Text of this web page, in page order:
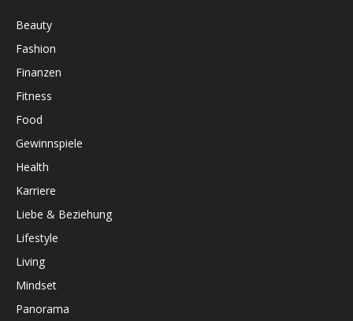
Beauty
Fashion
Finanzen
Fitness
Food
Gewinnspiele
Health
Karriere
Liebe & Beziehung
Lifestyle
Living
Mindset
Panorama